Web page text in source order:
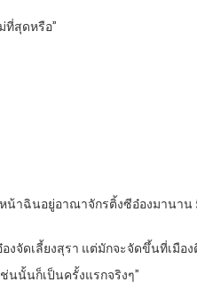
ที่สุดหรือ”
หน้าฉินอยู่อาณาจักรติ้งซีอ๋องมานา
เลี้ยงสุรา แต่มักจะจัดขึ้นที่เมือ
นนั้นก็เป็นครั้งแรกจริงๆ”